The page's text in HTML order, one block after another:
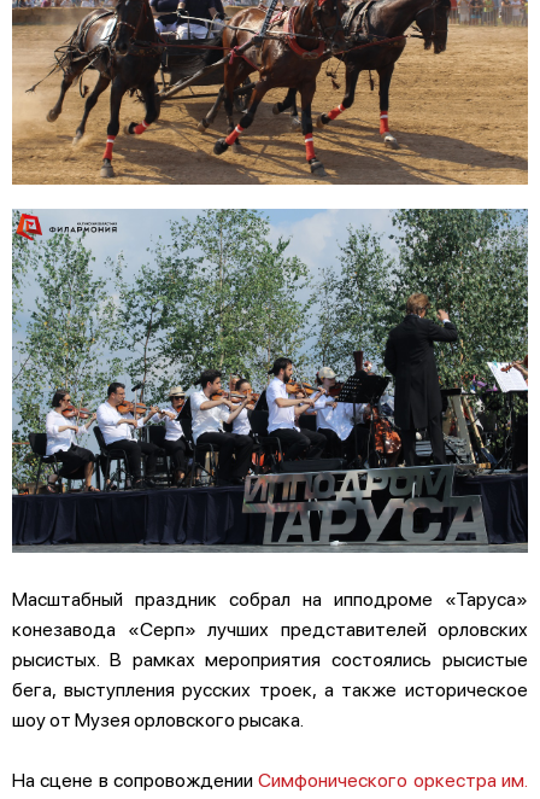
Масштабный праздник собрал на ипподроме «Таруса»
конезавода «Серп» лучших представителей орловских
рысистых. В рамках мероприятия состоялись рысистые
бега, выступления русских троек, а также историческое
шоу от Музея орловского рысака.
На сцене в сопровожденииСимфонического оркестра им.